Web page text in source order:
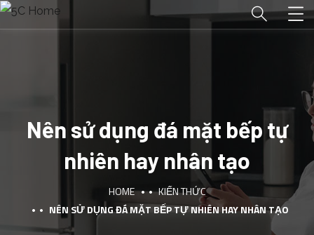
Nên sử dụng đá mặt bếp tự
nhiên hay nhân tạo
HOME
KIẾN THỨC
NÊN SỬ DỤNG ĐÁ MẶT BẾP TỰ NHIÊN HAY NHÂN TẠO